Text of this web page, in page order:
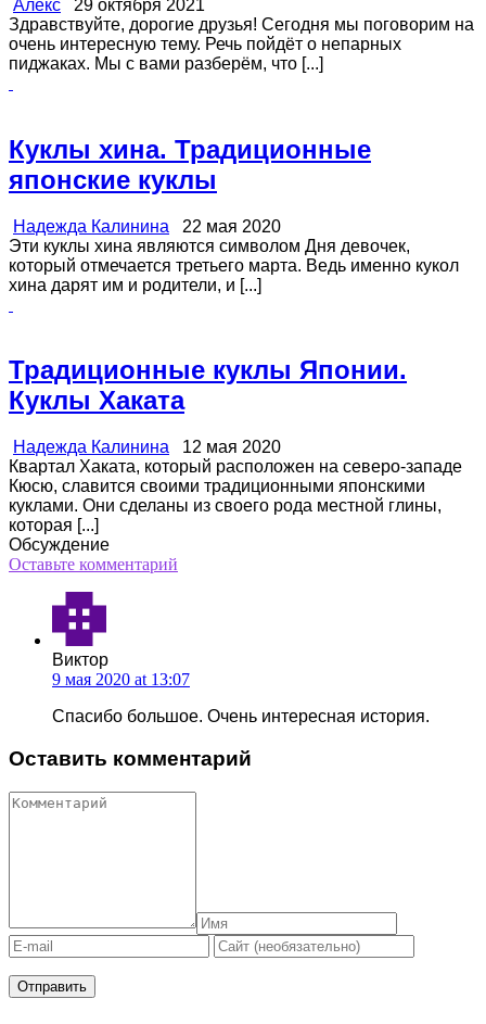
Алекс 29 октября 2021
Здравствуйте, дорогие друзья! Сегодня мы поговорим на
очень интересную тему. Речь пойдёт о непарных
пиджаках. Мы с вами разберём, что [...]
Куклы хина. Традиционные
японские куклы
Надежда Калинина 22 мая 2020
Эти куклы хина являются символом Дня девочек,
который отмечается третьего марта. Ведь именно кукол
хина дарят им и родители, и [...]
Традиционные куклы Японии.
Куклы Хаката
Надежда Калинина 12 мая 2020
Квартал Хаката, который расположен на северо-западе
Кюсю, славится своими традиционными японскими
куклами. Они сделаны из своего рода местной глины,
которая [...]
Обсуждение
Оставьте комментарий
Виктор
9 мая 2020 at 13:07
Спасибо большое. Очень интересная история.
Оставить комментарий